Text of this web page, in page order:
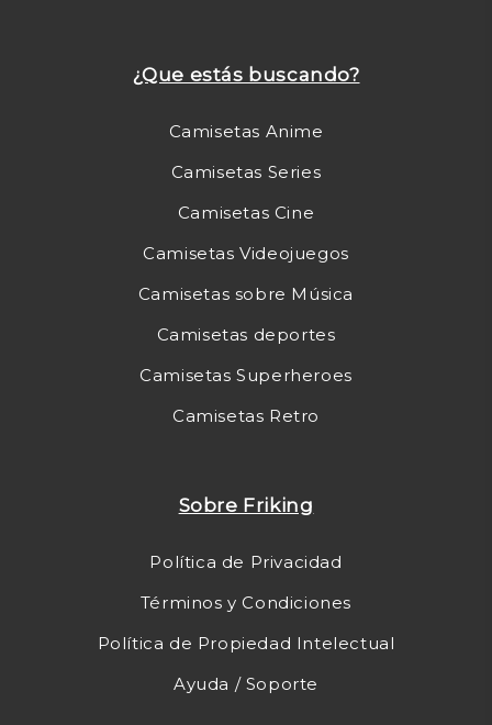
¿Que estás buscando?
Camisetas Anime
Camisetas Series
Camisetas Cine
Camisetas Videojuegos
Camisetas sobre Música
Camisetas deportes
Camisetas Superheroes
Camisetas Retro
Sobre Friking
Política de Privacidad
Términos y Condiciones
Política de Propiedad Intelectual
Ayuda / Soporte